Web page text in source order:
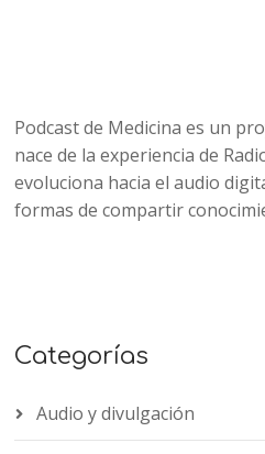
Podcast de Medicina es un
nace de la experiencia de
evoluciona hacia el audio
formas de compartir
Categorías
Audio y divulgación